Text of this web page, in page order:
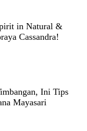
in Natural &
Cassandra!
Ini Tips
Mayasari